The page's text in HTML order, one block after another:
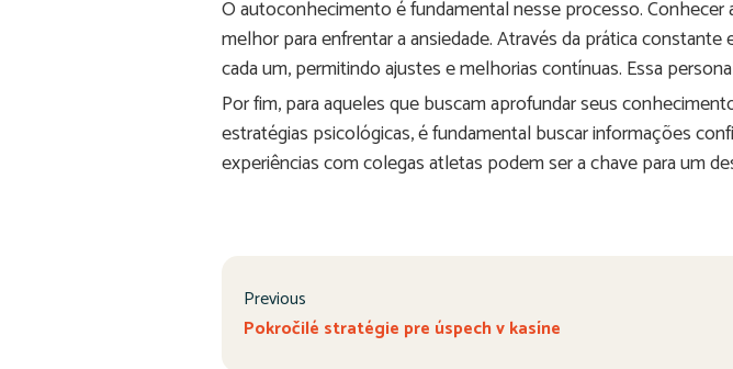
O autoconhecimento é fundamental nesse processo.
melhor para enfrentar a ansiedade. Através da prática
cada um, permitindo ajustes e melhorias contínuas. Essa
Por fim, para aqueles que buscam aprofundar seus
estratégias psicológicas, é fundamental buscar informações
experiências com colegas atletas podem ser a chave para um
Previous
Pokročilé stratégie pre úspech v kasíne